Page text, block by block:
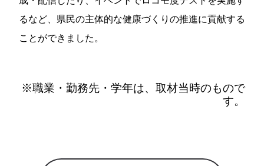
るなど、県民の主体的な健康づくりの推進に貢献する
ことができました。
※職業・勤務先・学年は、取材当時のもので
す。